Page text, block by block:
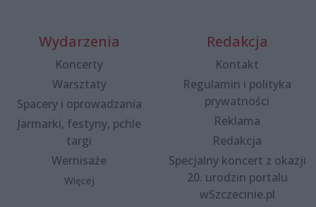
Wydarzenia
Koncerty
Warsztaty
Spacery i oprowadzania
Jarmarki, festyny, pchle
targi
Wernisaże
Więcej
Redakcja
Kontakt
Regulamin i polityka
prywatności
Reklama
Redakcja
Specjalny koncert z okazji
20. urodzin portalu
wSzczecinie.pl